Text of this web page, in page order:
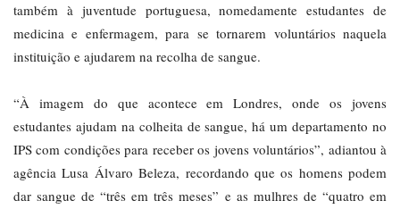
também à juventude portuguesa, nomedamente estudantes de
medicina e enfermagem, para se tornarem voluntários naquela
instituição e ajudarem na recolha de sangue.
“À imagem do que acontece em Londres, onde os jovens
estudantes ajudam na colheita de sangue, há um departamento no
IPS com condições para receber os jovens voluntários”, adiantou à
agência Lusa Álvaro Beleza, recordando que os homens podem
dar sangue de “três em três meses” e as mulhres de “quatro em